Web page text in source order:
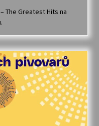
The Greatest Hits na